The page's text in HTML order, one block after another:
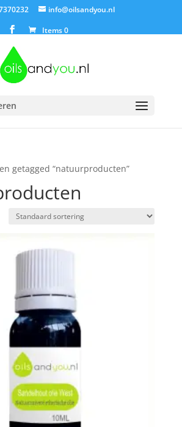
info@oilsandyou.nl
Items 0
getagged “natuurproducten”